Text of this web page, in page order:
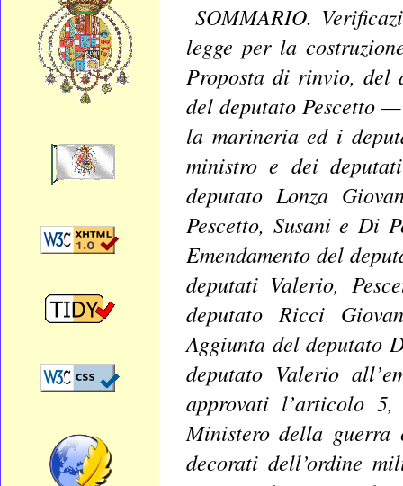
SOMMARIO.
legge per la
Proposta di rinvio, del
del deputato Pescetto
la marineria ed i
ministro e dei
deputato Lonza
Pescetto, Susani e
Emendamento del
deputati Valerio,
deputato Ricci
Aggiunta del deputato
deputato Valerio
approvati l’articolo
Ministero della
decorati dell’ordine